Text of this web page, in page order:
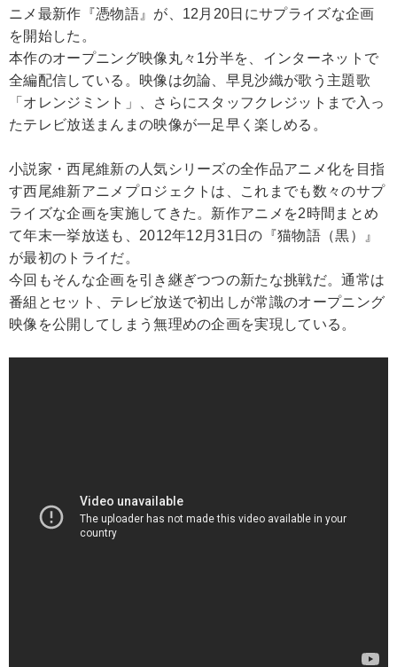
ニメ最新作『憑物語』が、12月20日にサプライズな企画
を開始した。
本作のオープニング映像丸々1分半を、インターネットで
全編配信している。映像は勿論、早見沙織が歌う主題歌
「オレンジミント」、さらにスタッフクレジットまで入っ
たテレビ放送まんまの映像が一足早く楽しめる。
小説家・西尾維新の人気シリーズの全作品アニメ化を目指
す西尾維新アニメプロジェクトは、これまでも数々のサプ
ライズな企画を実施してきた。新作アニメを2時間まとめ
て年末一挙放送も、2012年12月31日の『猫物語（黒）』
が最初のトライだ。
今回もそんな企画を引き継ぎつつの新たな挑戦だ。通常は
番組とセット、テレビ放送で初出しが常識のオープニング
映像を公開してしまう無理めの企画を実現している。